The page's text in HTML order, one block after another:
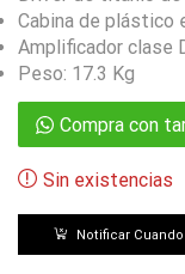
Cabina de plástico
Amplificador clase
Peso: 17.3 Kg
Compra con
Sin existencias
Notificar